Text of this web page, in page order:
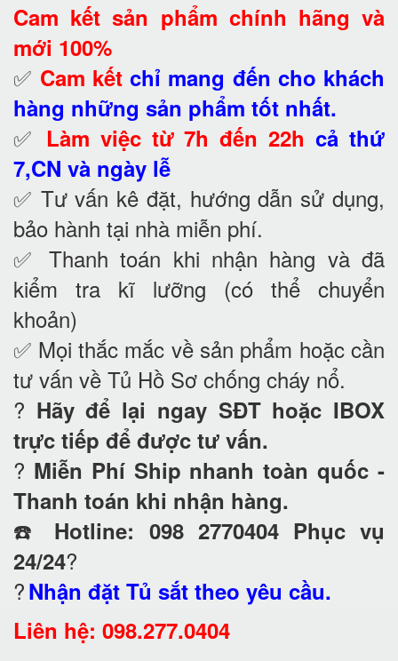
Cam kết sản phẩm chính hãng và
mới 100%
✅ Cam kết chỉ mang đến cho khách
hàng những sản phẩm tốt nhất.
✅ Làm việc từ 7h đến 22h cả thứ
7,CN và ngày lễ
✅ Tư vấn kê đặt, hướng dẫn sử dụng,
bảo hành tại nhà miễn phí.
✅ Thanh toán khi nhận hàng và đã
kiểm tra kĩ lưỡng (có thể chuyển
khoản)
✅ Mọi thắc mắc về sản phẩm hoặc cần
tư vấn về Tủ Hồ Sơ chống cháy nổ.
? Hãy để lại ngay SĐT hoặc IBOX
trực tiếp để được tư vấn.
? Miễn Phí Ship nhanh toàn quốc -
Thanh toán khi nhận hàng.
☎️ Hotline: 098 2770404 Phục vụ
24/24?
?Nhận đặt Tủ sắt theo yêu cầu.
Liên hệ: 098.277.0404